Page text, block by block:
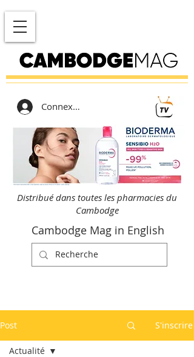
Connexion
Distribué dans toutes les pharmacies du
Cambodge
Cambodge Mag in English
Post S'inscrire
Actualité